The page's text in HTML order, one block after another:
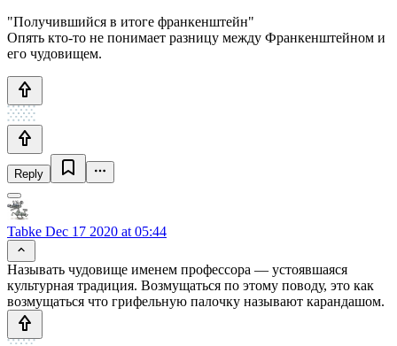
"Получившийся в итоге франкенштейн"
Опять кто-то не понимает разницу между Франкенштейном и
его чудовищем.
Reply
Tabke Dec 17 2020 at 05:44
Называть чудовище именем профессора — устоявшаяся
культурная традиция. Возмущаться по этому поводу, это как
возмущаться что грифельную палочку называют карандашом.